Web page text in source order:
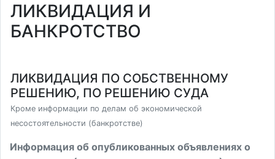
ЛИКВИДАЦИЯ И
БАНКРОТСТВО
ЛИКВИДАЦИЯ ПО СОБСТВЕННОМУ
РЕШЕНИЮ, ПО РЕШЕНИЮ СУДА
Кроме информации по делам об экономической
несостоятельности (банкротстве)
Информация об опубликованных объявлениях о